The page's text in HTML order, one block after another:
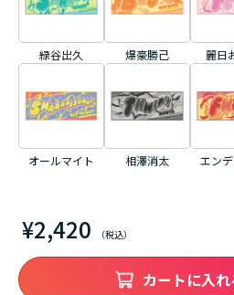
¥2,420
緑谷出久 爆豪勝己 麗日
オールマイト 相澤消太 エン
カートに入れ